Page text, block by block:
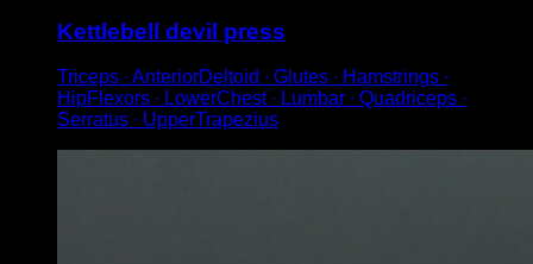
Kettlebell devil press
Triceps ∙ AnteriorDeltoid ∙ Glutes ∙ Hamstrings ∙
HipFlexors ∙ LowerChest ∙ Lumbar ∙ Quadriceps ∙
Serratus ∙ UpperTrapezius